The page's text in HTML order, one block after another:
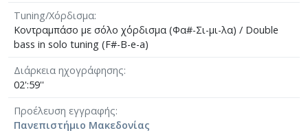
Tuning/Χόρδισμα
Κοντραμπάσο με σόλο χ΄΄ορδισμα (Φα#-Σι-μι-λα) / Double
bass in solo tuning (F#-B-e-a)
Διάρκεια ηχογράφησης
02':59''
Προέλευση εγγραφής
Πανεπιστήμιο Μακεδονίας